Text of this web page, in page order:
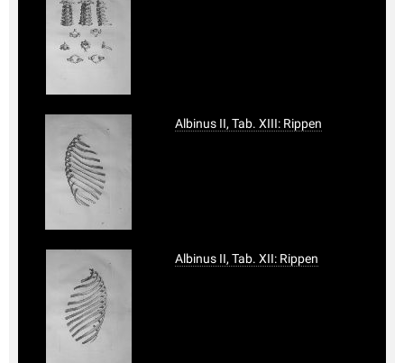
Albinus II, Tab. XIII: Rippen
Albinus II, Tab. XII: Rippen